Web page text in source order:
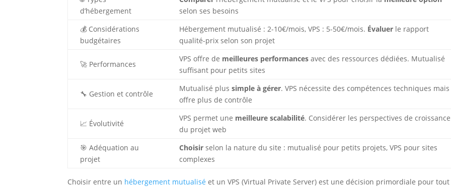
d’hébergement
selon ses besoins
💰 Considérations
budgétaires
Hébergement mutualisé : 2-10€/mois, VPS : 5-50€/mois. Évaluer le rapport
qualité-prix selon son projet
🚀 Performances
VPS offre de meilleures performances avec des ressources dédiées. Mutualisé
suffisant pour petits sites
🔧 Gestion et contrôle
Mutualisé plussimple à gérer. VPS nécessite des compétences techniques mais
offre plus de contrôle
📈 Évolutivité
VPS permet une meilleure scalabilité. Considérer les perspectives de croissance
du projet web
🎯 Adéquation au
projet
Choisir selon la nature du site : mutualisé pour petits projets, VPS pour sites
complexes
Choisir entre un hébergement mutualisé et un VPS (Virtual Private Server) est une décision primordiale pour tout